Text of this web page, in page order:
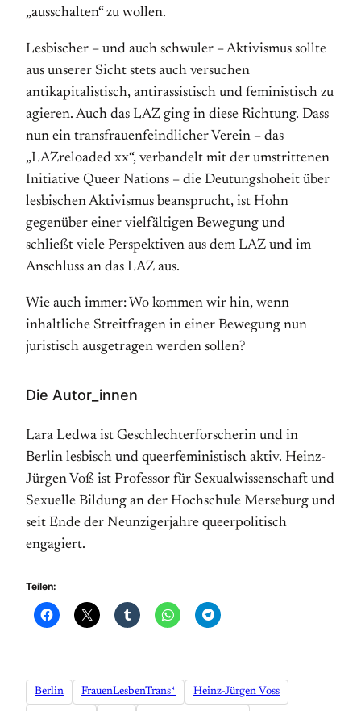
„ausschalten“ zu wollen.
Lesbischer – und auch schwuler – Aktivismus sollte
aus unserer Sicht stets auch versuchen
antikapitalistisch, antirassistisch und feministisch zu
agieren. Auch das LAZ ging in diese Richtung. Dass
nun ein transfrauenfeindlicher Verein – das
„LAZreloaded xx“, verbandelt mit der umstrittenen
Initiative Queer Nations – die Deutungshoheit über
lesbischen Aktivismus beansprucht, ist Hohn
gegenüber einer vielfältigen Bewegung und
schließt viele Perspektiven aus dem LAZ und im
Anschluss an das LAZ aus.
Wie auch immer: Wo kommen wir hin, wenn
inhaltliche Streitfragen in einer Bewegung nun
juristisch ausgetragen werden sollen?
Die Autor_innen
Lara Ledwa ist Geschlechterforscherin und in
Berlin lesbisch und queerfeministisch aktiv. Heinz-
Jürgen Voß ist Professor für Sexualwissenschaft und
Sexuelle Bildung an der Hochschule Merseburg und
seit Ende der Neunzigerjahre queerpolitisch
engagiert.
Teilen:
Berlin FrauenLesbenTrans* Heinz-Jürgen Voss